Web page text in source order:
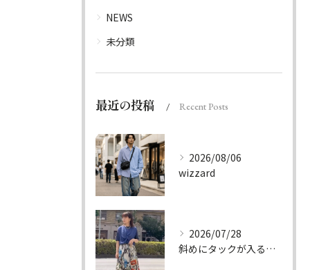
NEWS
未分類
最近の投稿 Recent Posts
2026/08/06
wizzard
2026/07/28
斜めにタックが入る事でスカートに綺麗な流れができ、品の良さを...